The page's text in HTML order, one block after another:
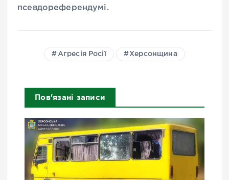
псевдореферендумі.
Агресія Росії Херсонщина
Пов'язані записи